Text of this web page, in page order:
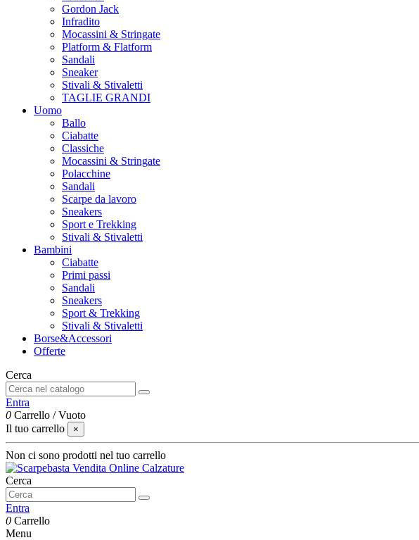
Gordon Jack
Infradito
Mocassini & Stringate
Platform & Flatform
Sandali
Sneaker
Stivali & Stivaletti
TAGLIE GRANDI
Uomo
Ballo
Ciabatte
Classiche
Mocassini & Stringate
Polacchine
Sandali
Scarpe da lavoro
Sneakers
Sport e Trekking
Stivali & Stivaletti
Bambini
Ciabatte
Primi passi
Sandali
Sneakers
Sport & Trekking
Stivali & Stivaletti
Borse&Accessori
Offerte
Cerca
Entra
0 Carrello /Vuoto
Il tuo carrello
×
Non ci sono prodotti nel tuo carrello
Cerca
Entra
0 Carrello
Menu